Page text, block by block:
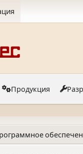
Продукция